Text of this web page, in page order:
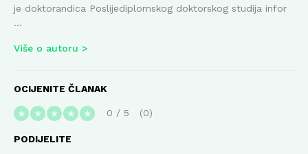
je doktorandica Poslijediplomskog doktorskog studija infor
...
Više o autoru
OCIJENITE ČLANAK
★ ★ ★ ★ ★ 0 / 5 0
PODIJELITE